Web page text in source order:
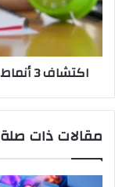
لاضطراب
فرط
الحركة
اكتشاف 3 أنماط بيولوجية مختلفة لاضطراب فرط الحركة
مقالات ذات صلة